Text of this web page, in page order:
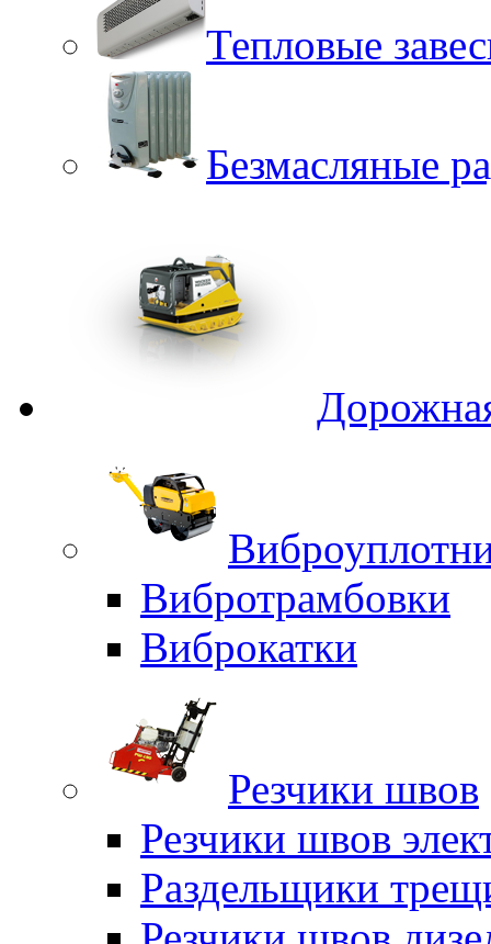
Тепловые
Безмасляные
Вибротрамбовки
Виброкатки
Резчики швов
Резчики швов
Раздельщики